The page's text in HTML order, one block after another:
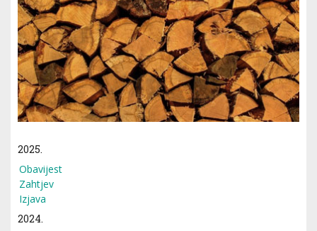
2025.
Obavijest
Zahtjev
Izjava
2024.